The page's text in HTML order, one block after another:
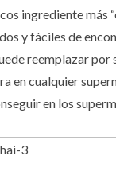
ingrediente más
y fáciles de
reemplazar por
en cualquier
en los